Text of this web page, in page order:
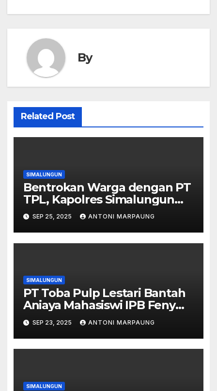
By
Related Post
SIMALUNGUN
Bentrokan Warga dengan PT
TPL, Kapolres Simalungun
Minta Kedua Pihak Tahan Diri
SEP 25, 2025 ANTONI MARPAUNG
SIMALUNGUN
PT Toba Pulp Lestari Bantah
Aniaya Mahasiswi IPB Feny
Siregar
SEP 23, 2025 ANTONI MARPAUNG
SIMALUNGUN